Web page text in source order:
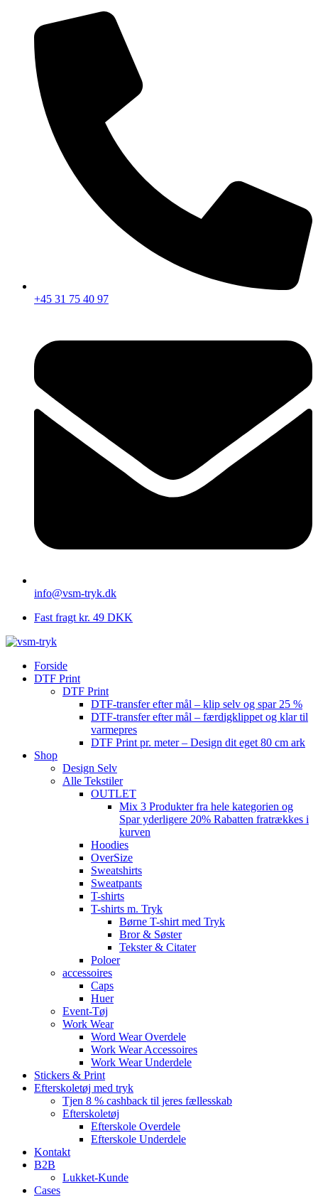
indhold
+45 31 75 40 97
info@vsm-tryk.dk
Fast fragt kr. 49 DKK
Forside
DTF Print
DTF Print
DTF-transfer efter mål – klip selv og spar 25 %
DTF-transfer efter mål – færdigklippet og klar til
varmepres
DTF Print pr. meter – Design dit eget 80 cm ark
Shop
Design Selv
Alle Tekstiler
OUTLET
Mix 3 Produkter fra hele kategorien og
Spar yderligere 20% Rabatten fratrækkes i
kurven
Hoodies
OverSize
Sweatshirts
Sweatpants
T-shirts
T-shirts m. Tryk
Børne T-shirt med Tryk
Bror & Søster
Tekster & Citater
Poloer
accessoires
Caps
Huer
Event-Tøj
Work Wear
Word Wear Overdele
Work Wear Accessoires
Work Wear Underdele
Stickers & Print
Efterskoletøj med tryk
Tjen 8 % cashback til jeres fællesskab
Efterskoletøj
Efterskole Overdele
Efterskole Underdele
Kontakt
B2B
Lukket-Kunde
Cases